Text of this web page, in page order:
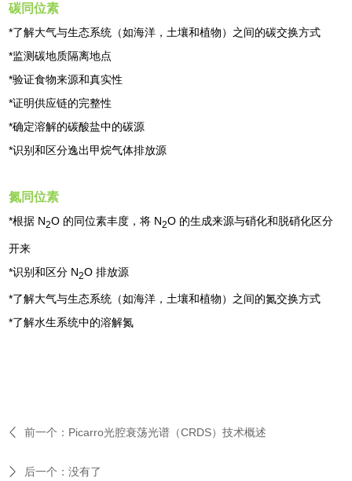
碳同位素
*了解大气与生态系统（如海洋，土壤和植物）之间的碳交换方式
*监测碳地质隔离地点
*验证食物来源和真实性
*证明供应链的完整性
*确定溶解的碳酸盐中的碳源
*识别和区分逸出甲烷气体排放源
氮同位素
*根据 N2O 的同位素丰度，将 N2O 的生成来源与硝化和脱硝化区分
开来
*识别和区分 N2O 排放源
*了解大气与生态系统（如海洋，土壤和植物）之间的氮交换方式
*了解水生系统中的溶解氮
前一个： Picarro光腔衰荡光谱（CRDS）技术概述
后一个：没有了